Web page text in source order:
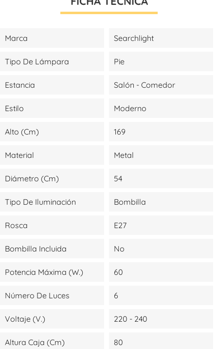
Marca Searchlight
Tipo De Lámpara Pie
Estancia Salón - Comedor
Estilo Moderno
Alto (cm) 169
Material Metal
Diámetro (cm) 54
Tipo De Iluminación Bombilla
Rosca E27
Bombilla Incluida No
Potencia Máxima (W.) 60
Número De Luces 6
Voltaje (V.) 220 - 240
Altura Caja (cm) 80